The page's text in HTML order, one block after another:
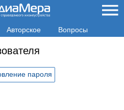
Авторское Вопросы
пароля